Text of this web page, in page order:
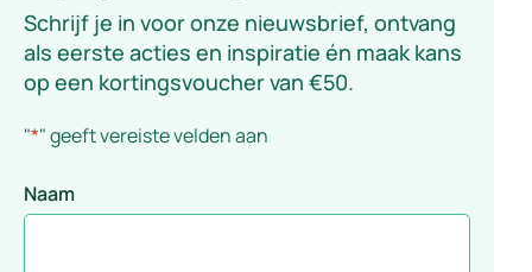
Schrijf je in voor onze nieuwsbrief, ontvang
als eerste acties en inspiratie én maak kans
op een kortingsvoucher van €50.
"*" geeft vereiste velden aan
Naam